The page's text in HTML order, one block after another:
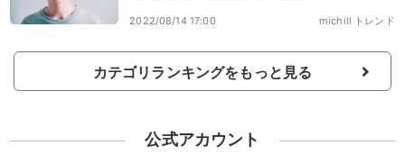
michill トレンド
2022/08/14 17:00
カテゴリランキングをもっと見る
公式アカウント